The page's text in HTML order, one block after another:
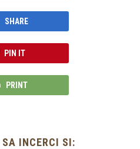
SHARE
PIN IT
PRINT
SA INCERCI SI: